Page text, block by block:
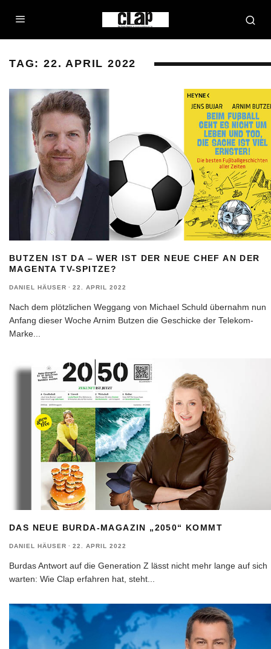
TAG: 22. APRIL 2022
BUTZEN IST DA – WER IST DER NEUE CHEF AN DER
MAGENTA TV-SPITZE?
DANIEL HÄUSER · 22. APRIL 2022
Nach dem plötzlichen Weggang von Michael Schuld übernahm nun
Anfang dieser Woche Arnim Butzen die Geschicke der Telekom-
Marke
DAS NEUE BURDA-MAGAZIN „2050“ KOMMT
DANIEL HÄUSER · 22. APRIL 2022
Burdas Antwort auf die Generation Z lässt nicht mehr lange auf sich
warten: Wie Clap erfahren hat, steht